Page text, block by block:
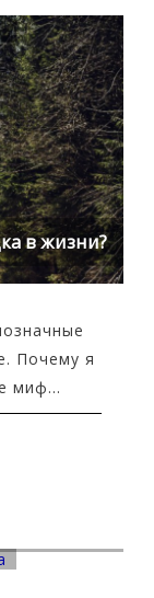
в жизни?
Почему я
миф...